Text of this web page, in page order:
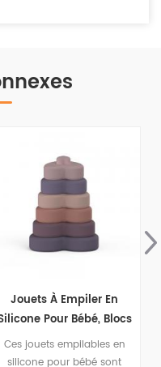
Jouets À Empiler En
Pour Bébé, Blocs
À Empiler En Forme De
Cœur, Jouet Doux Pour
Ces jouets empilables en
silicone pour bébé sont